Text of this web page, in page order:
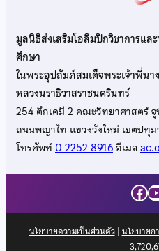
มูลนิธิส่งเสริมโอลิมปิกวิชาการแ
ศึกษา
ในพระอุปถัมภ์สมเด็จพระเจ้าพี่น
หลวงนราธิวาสราชนครินทร์
254 ตึกเคมี 2 คณะวิทยาศาสตร์
ถนนพญาไท แขวงวังใหม่ เขตปทุ
โทรศัพท์0 2252 8916อีเมล
นโยบายความเป็นส่วนตัว| นโยบายก